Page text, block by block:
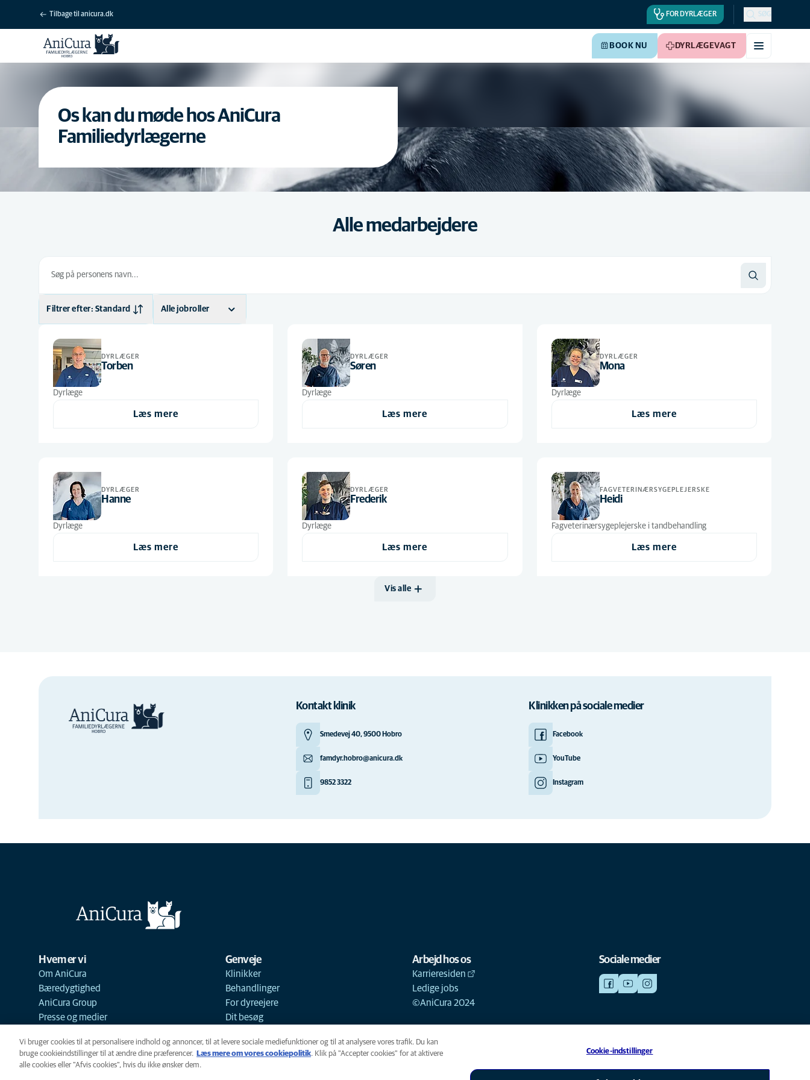
Tilbage til anicura.dk FOR DYRLÆGER SØG
BOOK NU DYRLÆGEVAGT
Os kan du møde hos AniCura
Familiedyrlægerne
Alle medarbejdere
Filtrer efter: Standard
Alfabetisk
Alle jobroller
DYRLÆGER
Torben
Dyrlæge
Læs mere
DYRLÆGER
Søren
Dyrlæge
Læs mere
DYRLÆGER
Mona
Dyrlæge
Læs mere
DYRLÆGER
Hanne
Dyrlæge
Læs mere
DYRLÆGER
Frederik
Dyrlæge
Læs mere
FAGVETERINÆRSYGEPLEJERSKE
Heidi
Fagveterinærsygeplejerske i tandbehandling
Læs mere
Vis alle
Kontakt klinik
Smedevej 40, 9500 Hobro
famdyr.hobro@anicura.dk
9852 3322
Klinikken på sociale medier
Facebook
YouTube
Instagram
Hvem er vi
Om AniCura
Bæredygtighed
AniCura Group
Presse og medier
Genveje
Klinikker
Behandlinger
For dyreejere
Dit besøg
Arbejd hos os
Karrieresiden
Ledige jobs
©AniCura 2024
Sociale medier
Vi bruger cookies til at personalisere indhold og annoncer, til at levere sociale mediefunktioner og til at analysere vores trafik. Du kan
bruge cookieindstillinger til at ændre dine præferencer.
Læs mere om vores cookiepolitik(opens in a new tab)
. Klik på "Accepter cookies" for at aktivere
alle cookies eller "Afvis cookies", hvis du ikke ønsker dem.
Cookie-indstillinger